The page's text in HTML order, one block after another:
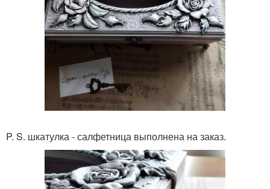
P. S. шкатулка - салфетница выполнена на заказ.